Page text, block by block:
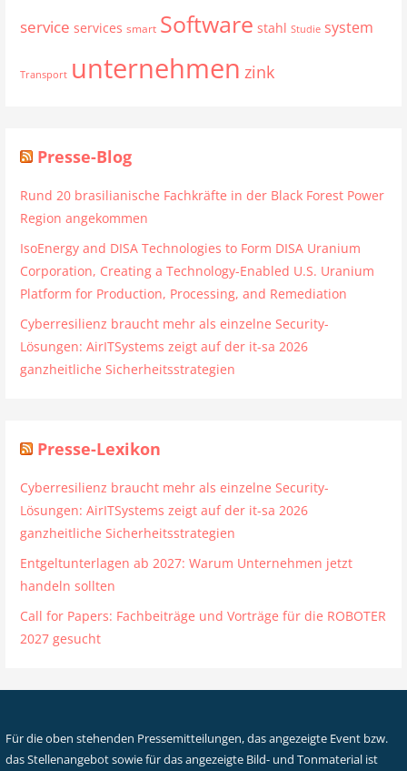
service services smart Software stahl Studie system
Transport unternehmen zink
Presse-Blog
Rund 20 brasilianische Fachkräfte in der Black Forest Power
Region angekommen
IsoEnergy and DISA Technologies to Form DISA Uranium
Corporation, Creating a Technology-Enabled U.S. Uranium
Platform for Production, Processing, and Remediation
Cyberresilienz braucht mehr als einzelne Security-
Lösungen: AirITSystems zeigt auf der it-sa 2026
ganzheitliche Sicherheitsstrategien
Presse-Lexikon
Cyberresilienz braucht mehr als einzelne Security-
Lösungen: AirITSystems zeigt auf der it-sa 2026
ganzheitliche Sicherheitsstrategien
Entgeltunterlagen ab 2027: Warum Unternehmen jetzt
handeln sollten
Call for Papers: Fachbeiträge und Vorträge für die ROBOTER
2027 gesucht
Für die oben stehenden Pressemitteilungen, das angezeigte Event bzw.
das Stellenangebot sowie für das angezeigte Bild- und Tonmaterial ist